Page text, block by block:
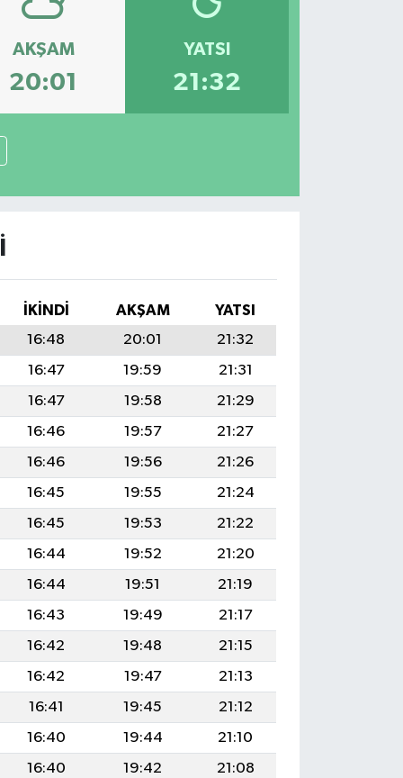
AKŞAM
20:01
YATSI
21:32
İKINDI AKŞAM
YATSI
16:48 20:01
21:32
16:47 19:59
21:31
16:47 19:58
21:29
16:46 19:57
21:27
16:46 19:56
21:26
16:45 19:55
21:24
16:45 19:53
21:22
16:44 19:52
21:20
16:44 19:51
21:19
16:43 19:49
21:17
16:42 19:48
21:15
16:42 19:47
21:13
16:41 19:45
21:12
16:40 19:44
21:10
16:40 19:42
21:08